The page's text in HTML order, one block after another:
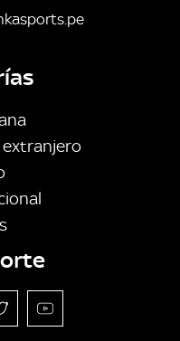
extranjero